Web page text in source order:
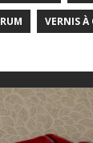
VERNIS À